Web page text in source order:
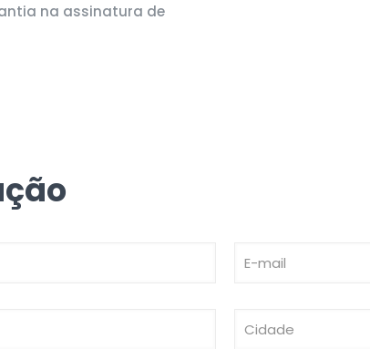
na assinatura de